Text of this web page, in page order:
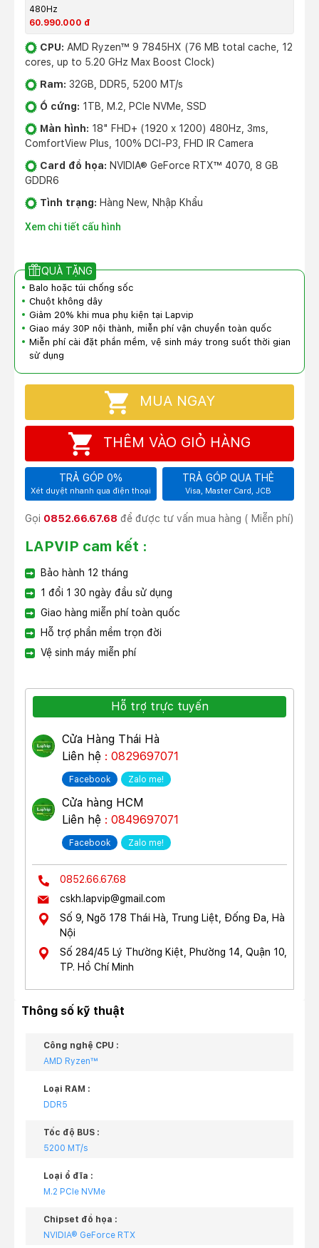
480Hz
60.990.000 đ
CPU: AMD Ryzen™ 9 7845HX (76 MB total cache, 12
cores, up to 5.20 GHz Max Boost Clock)
Ram: 32GB, DDR5, 5200 MT/s
Ổ cứng: 1TB, M.2, PCIe NVMe, SSD
Màn hình: 18" FHD+ (1920 x 1200) 480Hz, 3ms,
ComfortView Plus, 100% DCI-P3, FHD IR Camera
Card đồ họa: NVIDIA® GeForce RTX™ 4070, 8 GB
GDDR6
Tình trạng: Hàng New, Nhập Khẩu
Xem chi tiết cấu hình
QUÀ TẶNG
Balo hoặc túi chống sốc
Chuột không dây
Giảm 20% khi mua phụ kiện tại Lapvip
Giao máy 30P nội thành, miễn phí vận chuyển toàn quốc
Miễn phí cài đặt phần mềm, vệ sinh máy trong suốt thời gian
sử dụng
MUA NGAY
THÊM VÀO GIỎ HÀNG
TRẢ GÓP 0%
Xét duyệt nhanh qua điện thoại
TRẢ GÓP QUA THẺ
Visa, Master Card, JCB
Gọi 0852.66.67.68 để được tư vấn mua hàng ( Miễn phí)
LAPVIP cam kết :
Bảo hành 12 tháng
1 đổi 1 30 ngày đầu sử dụng
Giao hàng miễn phí toàn quốc
Hỗ trợ phần mềm trọn đời
Vệ sinh máy miễn phí
Hỗ trợ trực tuyến
Cửa Hàng Thái Hà
Liên hệ : 0829697071
Facebook Zalo me!
Cửa hàng HCM
Liên hệ : 0849697071
Facebook Zalo me!
0852.66.67.68
cskh.lapvip@gmail.com
Số 9, Ngõ 178 Thái Hà, Trung Liệt, Đống Đa, Hà
Nội
Số 284/45 Lý Thường Kiệt, Phường 14, Quận 10,
TP. Hồ Chí Minh
Thông số kỹ thuật
Công nghệ CPU :
AMD Ryzen™
Loại RAM :
DDR5
Tốc độ BUS :
5200 MT/s
Loại ổ đĩa :
M.2 PCIe NVMe
Chipset đồ họa :
NVIDIA® GeForce RTX